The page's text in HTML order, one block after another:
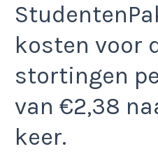
kosten voor
stortingen
van €2,38
keer.